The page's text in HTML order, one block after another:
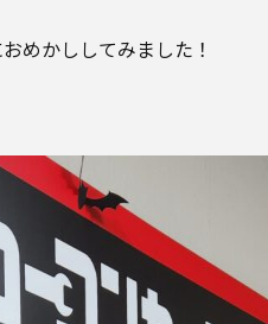
めかししてみました！